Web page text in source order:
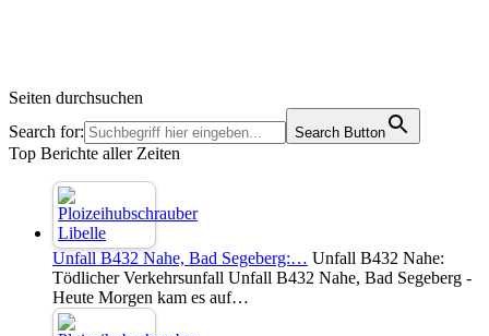
Seiten durchsuchen
Search for:
Search Button
Top Berichte aller Zeiten
Unfall B432 Nahe, Bad Segeberg:… Unfall B432 Nahe:
Tödlicher Verkehrsunfall Unfall B432 Nahe, Bad Segeberg -
Heute Morgen kam es auf…